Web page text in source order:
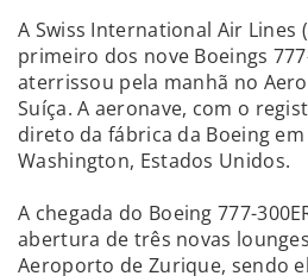
A Swiss International Air Lines
primeiro dos nove Boeings
aterrissou pela manhã no
Suíça. A aeronave, com o
direto da fábrica da Boeing
Washington, Estados Unidos.
A chegada do Boeing 777-
abertura de três novas
Aeroporto de Zurique, sendo